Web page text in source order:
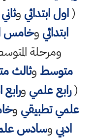
(اول ابتدائي و
ابتدائي وخامس
ومرحلة
متوسط وثالث
(رابع علمي ورابع
علمي تطبيقي و
ادبي وسادس